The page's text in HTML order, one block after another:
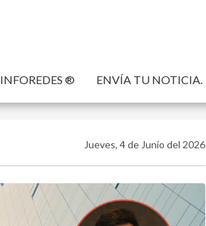
® ENVÍA TU NOTICIA.
Jueves, 4 de Junio del 2026